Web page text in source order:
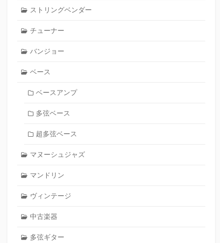
ストリングベンダー
チューナー
バンジョー
ベース
ベースアンプ
多弦ベース
超多弦ベース
マヌーシュジャズ
マンドリン
ヴィンテージ
中古楽器
多弦ギター